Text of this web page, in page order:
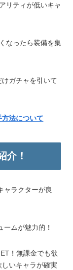
リティが低いキャ
なったら装備を集
ガチャを引いて
法について
介！
ャラクターが良
ムが魅力的！
！無課金でも欲
いキャラが確実